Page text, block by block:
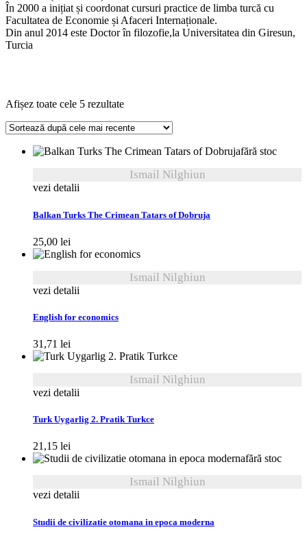
În 2000 a inițiat și coordonat cursuri practice de limba turcă cu
Facultatea de Economie și Afaceri Internaționale.
Din anul 2014 este Doctor în filozofie,la Universitatea din Giresun,
Turcia
Afișez toate cele 5 rezultateSortat
cele
recente
fără stoc
Ismail Nilghiun
vezi detalii
Balkan Turks The Crimean Tatars of Dobruja
25,00 lei
Ismail Nilghiun
vezi detalii
English for economics
31,71 lei
Ismail Nilghiun
vezi detalii
Turk Uygarlig 2. Pratik Turkce
21,15 lei
fără stoc
Ismail Nilghiun
vezi detalii
Studii de civilizatie otomana in epoca moderna